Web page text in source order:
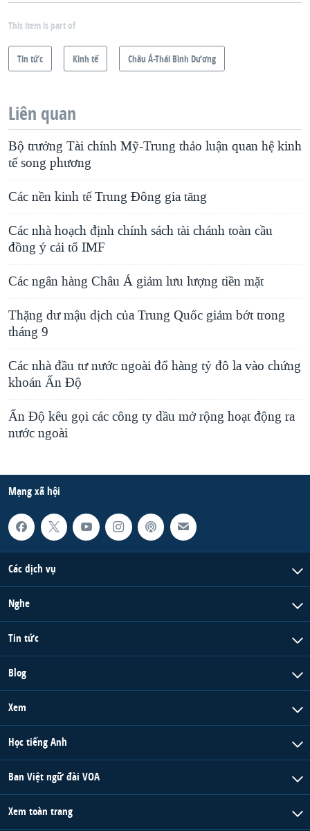
This item is part of
Tin tức Kinh tế Châu Á-Thái Bình Dương
Liên quan
Bộ trưởng Tài chính Mỹ-Trung thảo luận quan hệ kinh
tế song phương
Các nền kinh tế Trung Đông gia tăng
Các nhà hoạch định chính sách tài chánh toàn cầu
đồng ý cải tổ IMF
Các ngân hàng Châu Á giảm lưu lượng tiền mặt
Thặng dư mậu dịch của Trung Quốc giảm bớt trong
tháng 9
Các nhà đầu tư nước ngoài đổ hàng tỷ đô la vào chứng
khoán Ấn Độ
Ấn Độ kêu gọi các công ty dầu mở rộng hoạt động ra
nước ngoài
Mạng xã hội
Các dịch vụ
Nghe
Tin tức
Blog
Xem
Học tiếng Anh
Ban Việt ngữ đài VOA
Xem toàn trang